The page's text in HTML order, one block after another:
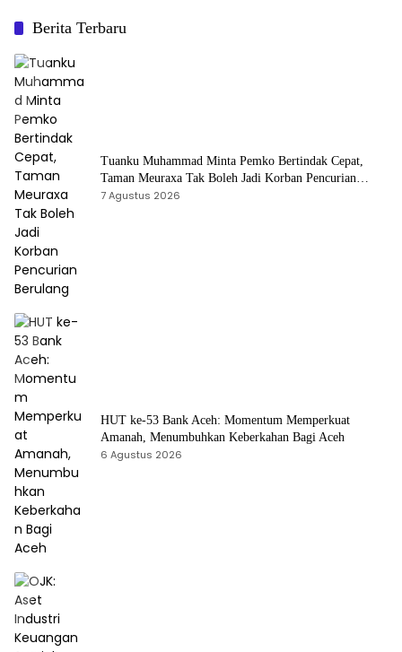
Berita Terbaru
Tuanku Muhammad Minta Pemko Bertindak Cepat,
Taman Meuraxa Tak Boleh Jadi Korban Pencurian
Berulang
7 Agustus 2026
HUT ke-53 Bank Aceh: Momentum Memperkuat
Amanah, Menumbuhkan Keberkahan Bagi Aceh
6 Agustus 2026